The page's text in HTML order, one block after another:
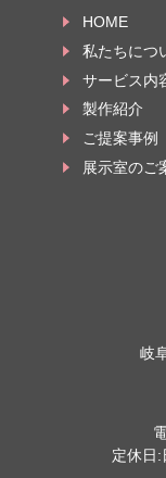
HOME
私たちにつ
サービス内
製作紹介
ご提案事例
展示室のご
岐
定休日: